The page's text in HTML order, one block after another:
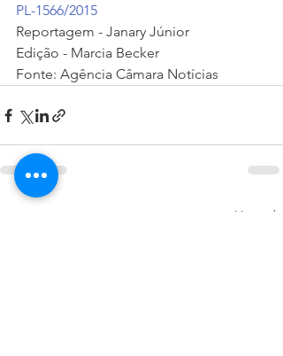
PL-1566/2015
Reportagem - Janary Júnior
Edição - Marcia Becker
Fonte: Agência Câmara Notícias
Ver tudo